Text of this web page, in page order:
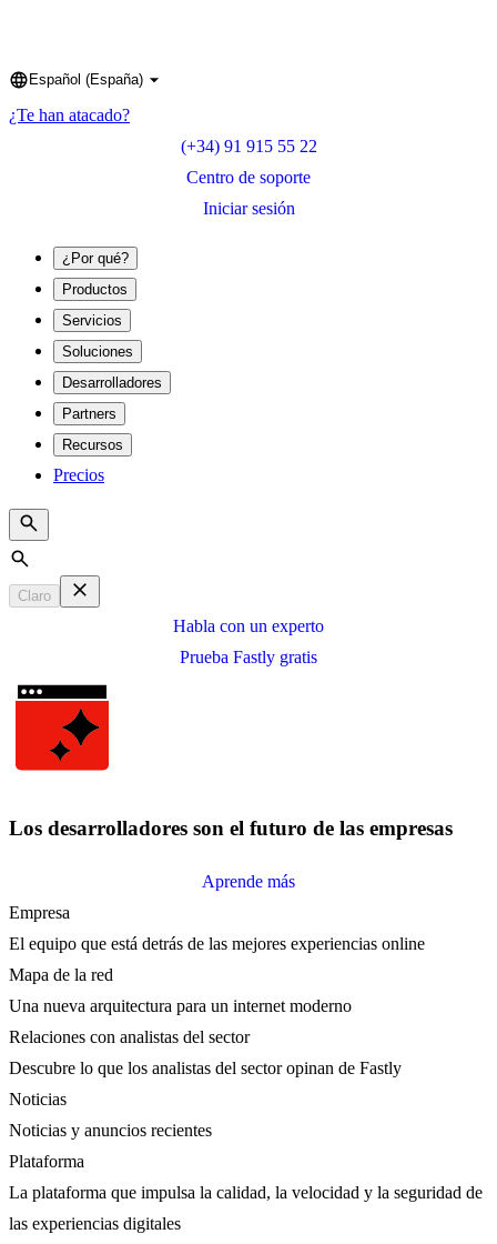
Language
Español (España)
¿Te han atacado?
(+34) 91 915 55 22
Centro de soporte
Iniciar sesión
¿Por qué?
Productos
Servicios
Soluciones
Desarrolladores
Partners
Recursos
Precios
Search
Claro
Habla con un experto
Prueba Fastly gratis
Los desarrolladores son el futuro de las empresas
Aprende más
Empresa
El equipo que está detrás de las mejores experiencias online
Mapa de la red
Una nueva arquitectura para un internet moderno
Relaciones con analistas del sector
Descubre lo que los analistas del sector opinan de Fastly
Noticias
Noticias y anuncios recientes
Plataforma
La plataforma que impulsa la calidad, la velocidad y la seguridad de
las experiencias digitales